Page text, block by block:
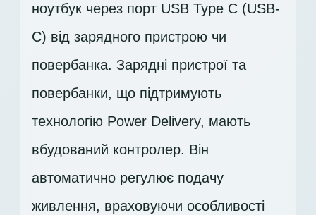
ноутбук через порт USB Type C (USB-
C) від зарядного пристрою чи
повербанка. Зарядні пристрої та
повербанки, що підтримують
технологію Power Delivery, мають
вбудований контролер. Він
автоматично регулює подачу
живлення, враховуючи особливості